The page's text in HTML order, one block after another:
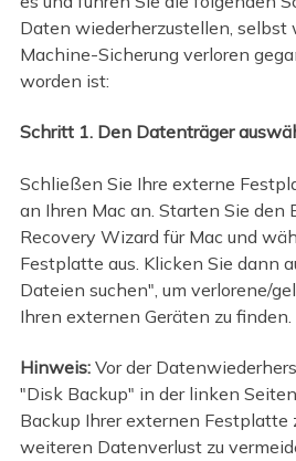
Daten wiederherzustellen, selbst
Machine-Sicherung verloren
worden ist:
Schritt 1. Den Datenträger
Schließen Sie Ihre externe
an Ihren Mac an. Starten Sie den
Recovery Wizard für Mac und
Festplatte aus. Klicken Sie dann
Dateien suchen", um verlorene/
Ihren externen Geräten zu finden.
Hinweis: Vor der
"Disk Backup" in der linken
Backup Ihrer externen Festplatte
weiteren Datenverlust zu